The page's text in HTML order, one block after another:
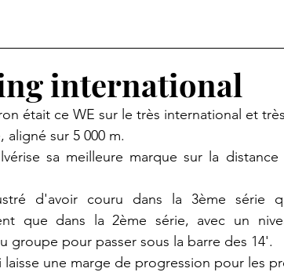
international
était ce WE sur le très international et
aligné sur 5 000 m.
sa meilleure marque sur la
d'avoir couru dans la 3ème série
que dans la 2ème série, avec un
groupe pour passer sous la barre des 14'.
laisse une marge de progression pour les